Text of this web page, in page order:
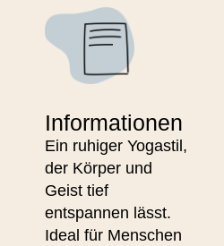
Informationen
Ein ruhiger Yogastil,
der Körper und
Geist tief
entspannen lässt.
Ideal für Menschen